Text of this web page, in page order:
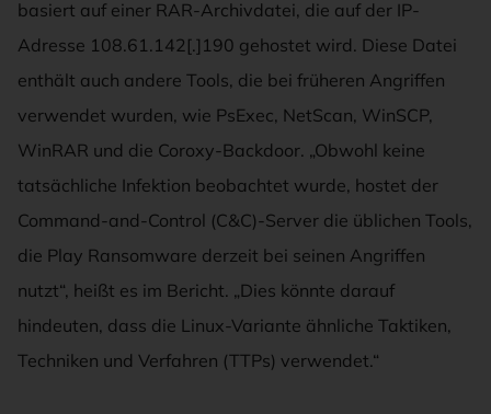
basiert auf einer RAR-Archivdatei, die auf der IP-
Adresse 108.61.142[.]190 gehostet wird. Diese Datei
enthält auch andere Tools, die bei früheren Angriffen
verwendet wurden, wie PsExec, NetScan, WinSCP,
WinRAR und die Coroxy-Backdoor. „Obwohl keine
tatsächliche Infektion beobachtet wurde, hostet der
Command-and-Control (C&C)-Server die üblichen Tools,
die Play Ransomware derzeit bei seinen Angriffen
nutzt“, heißt es im Bericht. „Dies könnte darauf
hindeuten, dass die Linux-Variante ähnliche Taktiken,
Techniken und Verfahren (TTPs) verwendet.“